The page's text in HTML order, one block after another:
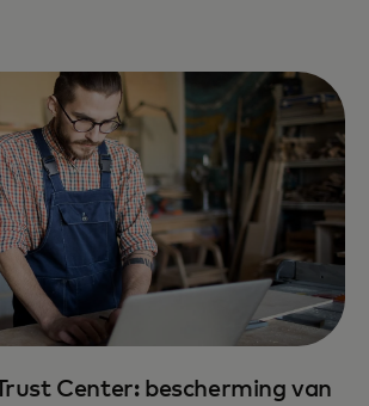
a new tab
Center: bescherming van